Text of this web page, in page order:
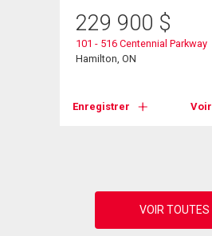
229 900 $
101 - 516 Centennial Parkway
Hamilton, ON
Enregistrer Voir